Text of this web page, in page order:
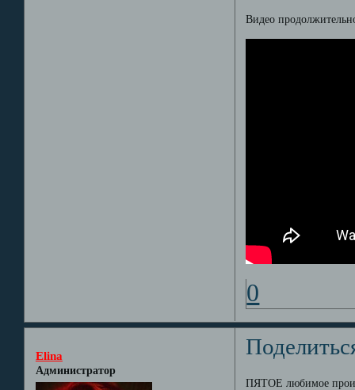
Видео
0
Elina
Администратор
ПЯТОЕ любимое